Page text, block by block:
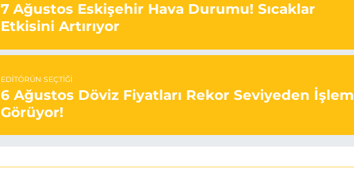
7 Ağustos Eskişehir Hava Durumu! Sıcaklar
Etkisini Artırıyor
EDITÖRÜN SEÇTIĞI
6 Ağustos Döviz Fiyatları Rekor Seviyeden İşlem
Görüyor!